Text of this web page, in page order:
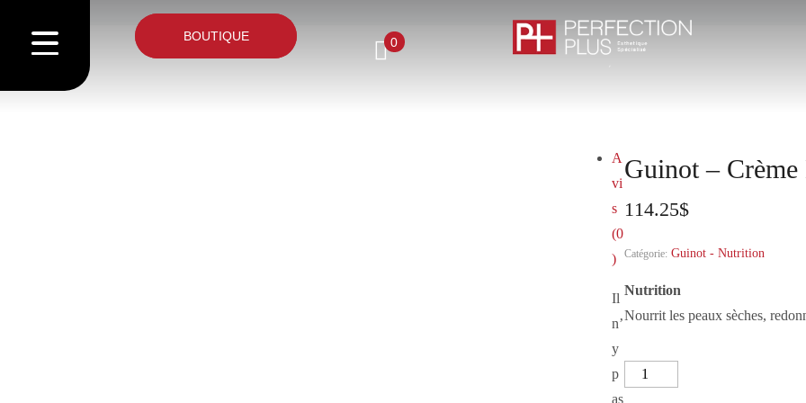
BOUTIQUE 0
Guinot –
114.25$
Catégorie: Guinot - Nutrition
Nutrition
Nourrit les peaux sèches,
A
vi
s
(0
)
Il
n’
y
p
as